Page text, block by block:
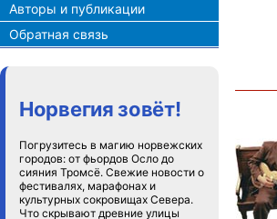
Авторы и публикации
Обратная связь
Норвегия зовёт!
Погрузитесь в магию норвежских
городов: от фьордов Осло до
сияния Тромсё. Свежие новости о
фестивалях, марафонах и
культурных сокровищах Севера.
Что скрывают древние улицы